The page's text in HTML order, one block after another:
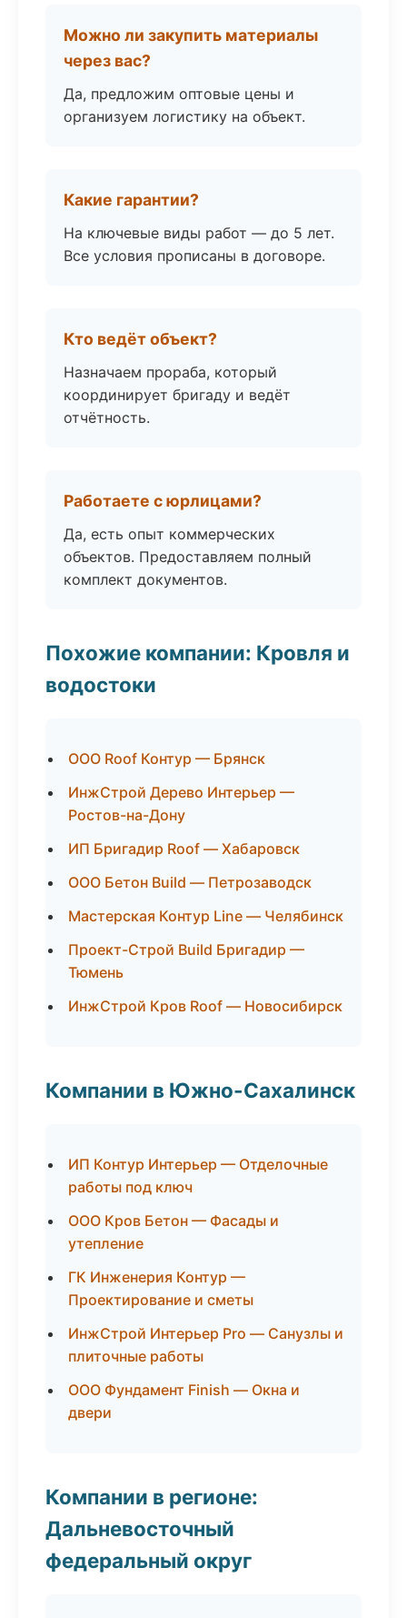
Можно ли закупить материалы
через вас?
Да, предложим оптовые цены и
организуем логистику на объект.
Какие гарантии?
На ключевые виды работ — до 5 лет.
Все условия прописаны в договоре.
Кто ведёт объект?
Назначаем прораба, который
координирует бригаду и ведёт
отчётность.
Работаете с юрлицами?
Да, есть опыт коммерческих
объектов. Предоставляем полный
комплект документов.
Похожие компании: Кровля и
водостоки
ООО Roof Контур — Брянск
ИнжСтрой Дерево Интерьер —
Ростов-на-Дону
ИП Бригадир Roof — Хабаровск
ООО Бетон Build — Петрозаводск
Мастерская Контур Line — Челябинск
Проект-Строй Build Бригадир —
Тюмень
ИнжСтрой Кров Roof — Новосибирск
Компании в Южно-Сахалинск
ИП Контур Интерьер — Отделочные
работы под ключ
ООО Кров Бетон — Фасады и
утепление
ГК Инженерия Контур —
Проектирование и сметы
ИнжСтрой Интерьер Pro — Санузлы и
плиточные работы
ООО Фундамент Finish — Окна и
двери
Компании в регионе:
Дальневосточный
федеральный округ